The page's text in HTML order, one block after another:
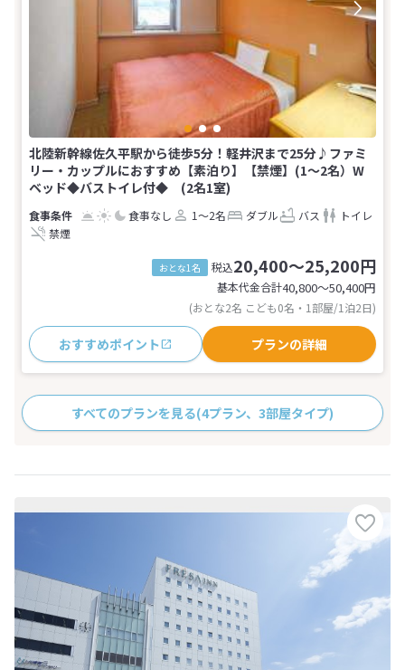
北陸新幹線佐久平駅から徒歩5分！軽井沢まで25分♪ファミ
リー・カップルにおすすめ【素泊り】【禁煙】(1〜2名）W
ベッド◆バストイレ付◆ (2名1室)
食事なし 1～2名 ダブル バス
トイレ
禁煙
おとな1名 税込20,400～25,200円
基本代金合計40,800〜50,400円
(おとな2名 こども0名・1部屋/1泊2日)
おすすめポイント プランの詳細
すべてのプランを見る(4プラン、3部屋タイプ)